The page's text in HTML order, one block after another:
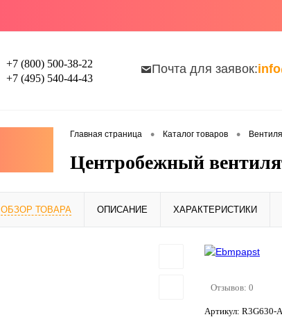
+7 (800) 500-38-22
+7 (495) 540-44-43
Почта для заявок:
Главная страница • Каталог товаров •
Центробежный
ОБЗОР ТОВАРА ОПИСАНИЕ ХАРАКТЕРИСТИКИ
Отзывов: 0
Артикул: R3G630-